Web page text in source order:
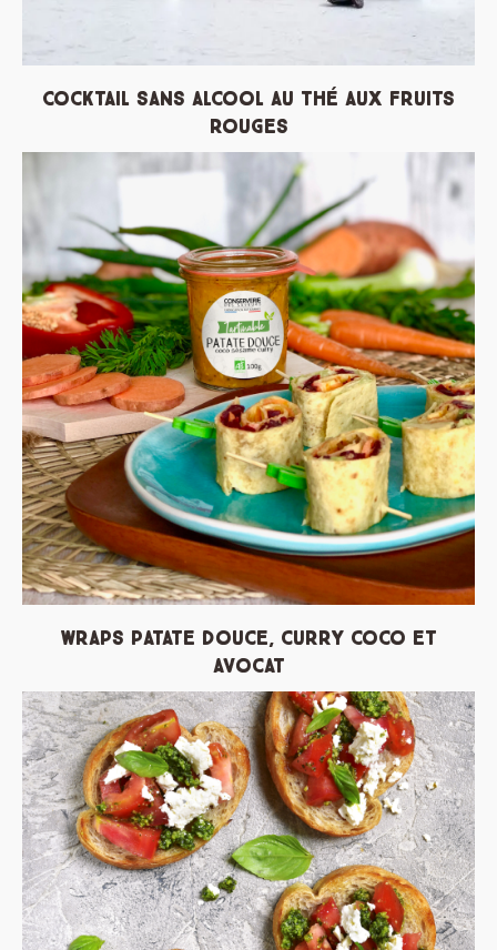
Cocktail sans alcool au thé aux fruits
rouges
Wraps patate douce, curry coco et
avocat